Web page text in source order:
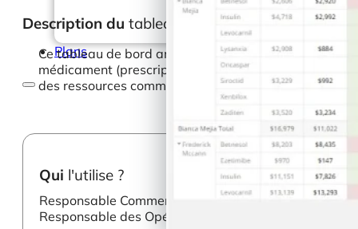
Plans
Description du tableau de bord
Ce tableau de bord analyse la portée, la fréquence
médicament (prescription ou non), la contribution
des ressources commerciales.
Qui l'utilise ?
Responsable Commercial
Responsable des Opérations